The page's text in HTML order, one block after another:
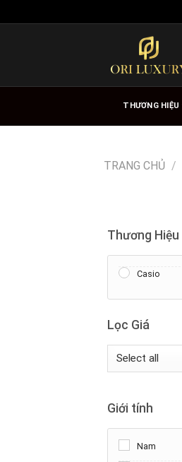
to
THƯƠNG HIỆU
TRANG CHỦ /
Thương Hiệu
Casio
Lọc Giá
Giới tính
Nam